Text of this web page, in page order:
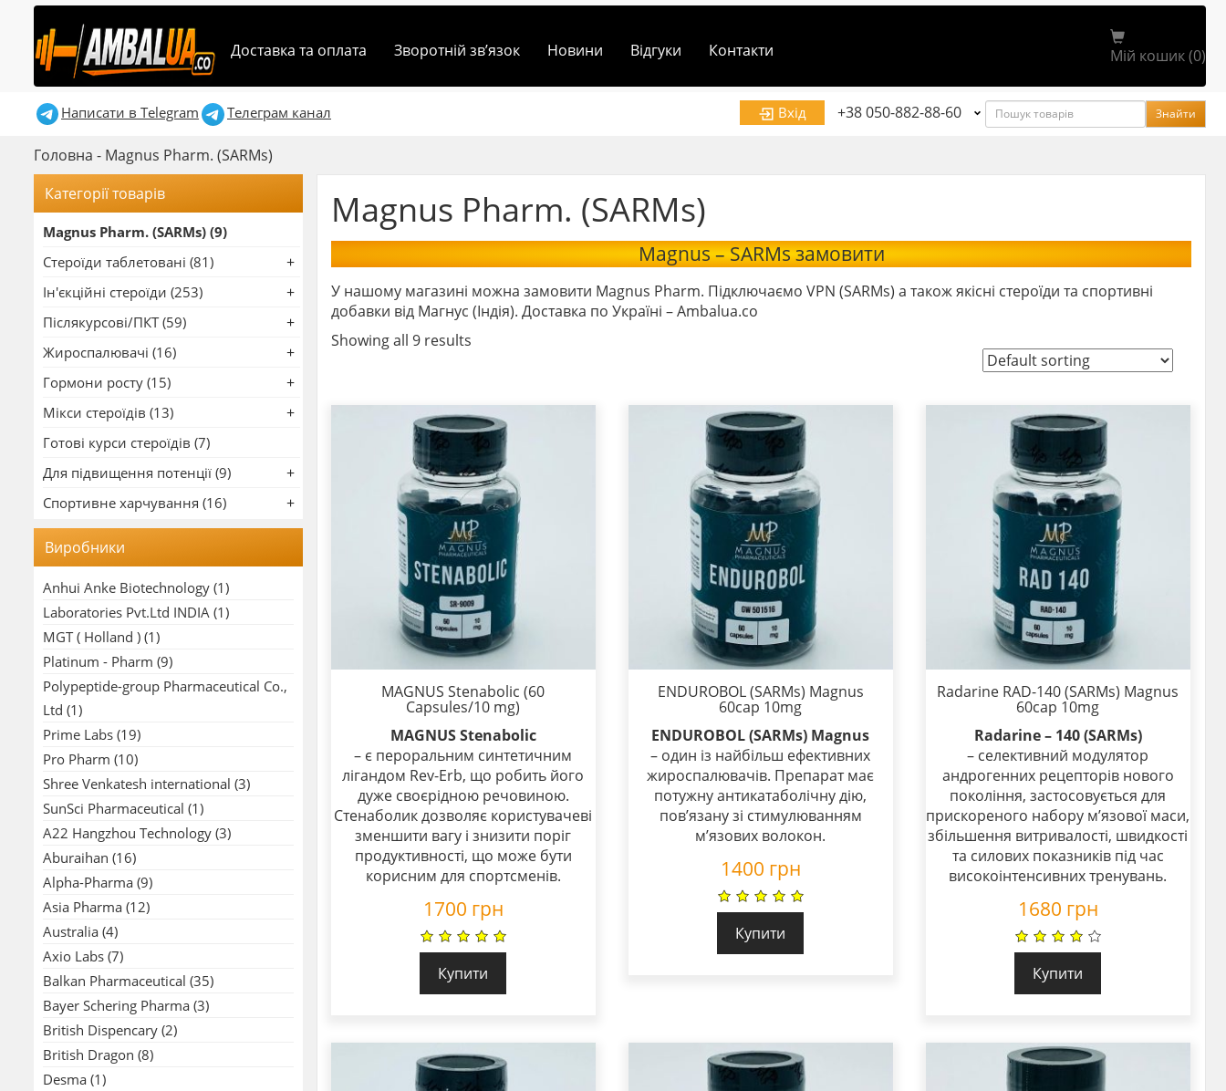
Доставка та оплата Зворотній зв’язок Новини Відгуки Контакти Мій кошик (0)
Написати в Telegram Телеграм канал Вхід +38 050-882-88-60 Пошук Знайти
Головна - Magnus Pharm. (SARMs)
Magnus Pharm. (SARMs)
Magnus – SARMs замовити
У нашому магазині можна замовити Magnus Pharm. Підключаємо VPN (SARMs) а також якісні стероїди та спортивні
добавки від Магнус (Індія). Доставка по Україні – Ambalua.co
Showing all 9 results
MAGNUS Stenabolic (60
Capsules/10 mg)
MAGNUS Stenabolic
– є пероральним синтетичним
лігандом Rev-Erb, що робить його
дуже своєрідною речовиною.
Стенаболик дозволяє користувачеві
зменшити вагу і знизити поріг
продуктивності, що може бути
корисним для спортсменів.
1700 грн
Купити
ENDUROBOL (SARMs) Magnus
60cap 10mg
ENDUROBOL (SARMs) Magnus
– один із найбільш ефективних
жироспалювачів. Препарат має
потужну антикатаболічну дію,
пов’язану зі стимулюванням
м’язових волокон.
1400 грн
Купити
Radarine RAD-140 (SARMs) Magnus
60cap 10mg
Radarine – 140 (SARMs)
– селективний модулятор
андрогенних рецепторів нового
покоління, застосовується для
прискореного набору м’язової маси,
збільшення витривалості, швидкості
та силових показників під час
високоінтенсивних тренувань.
1680 грн
Купити
Категорії товарів
Magnus Pharm. (SARMs) (9)
Стероїди таблетовані (81)
Ін'єкційні стероїди (253)
Післякурсові/ПКТ (59)
Жироспалювачі (16)
Гормони росту (15)
Мікси стероїдів (13)
Готові курси стероїдів (7)
Для підвищення потенції (9)
Спортивне харчування (16)
Виробники
Anhui Anke Biotechnology (1)
Laboratories Pvt.Ltd INDIA (1)
MGT ( Holland ) (1)
Platinum - Pharm (9)
Polypeptide-group Pharmaceutical Co.,
Ltd (1)
Prime Labs (19)
Pro Pharm (10)
Shree Venkatesh international (3)
SunSci Pharmaceutical (1)
A22 Hangzhou Technology (3)
Aburaihan (16)
Alpha-Pharma (9)
Asia Pharma (12)
Australia (4)
Axio Labs (7)
Balkan Pharmaceutical (35)
Bayer Schering Pharma (3)
British Dispencary (2)
British Dragon (8)
Desma (1)